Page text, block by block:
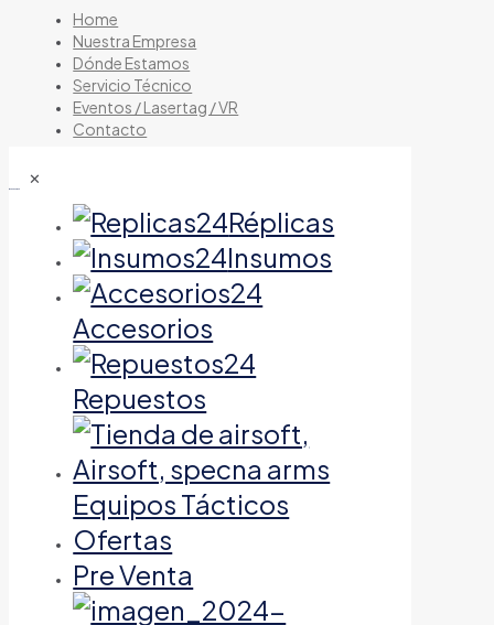
Home
Nuestra Empresa
Dónde Estamos
Servicio Técnico
Eventos / Lasertag / VR
Contacto
✕
Réplicas
Insumos
Accesorios
Repuestos
Equipos Tácticos
Ofertas
Pre Venta